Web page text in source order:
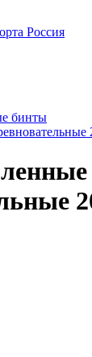
Россия
бинты